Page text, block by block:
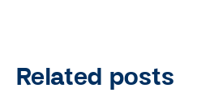
Related posts